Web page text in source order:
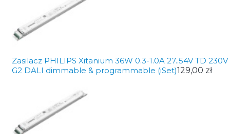
Zasilacz PHILIPS Xitanium 36W 0.3-1.0A 27..54V TD 230V
G2 DALI dimmable & programmable (iSet)129,00 zł